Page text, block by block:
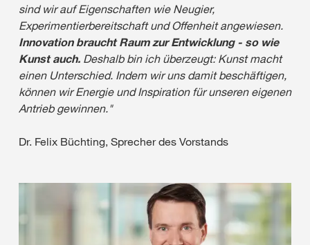
sind wir auf Eigenschaften wie Neugier,
Experimentierbereitschaft und Offenheit angewiesen.
Innovation braucht Raum zur Entwicklung - so wie
Kunst auch. Deshalb bin ich überzeugt: Kunst macht
einen Unterschied. Indem wir uns damit beschäftigen,
können wir Energie und Inspiration für unseren eigenen
Antrieb gewinnen."
Dr. Felix Büchting, Sprecher des Vorstands